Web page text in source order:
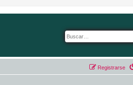
Registrarse